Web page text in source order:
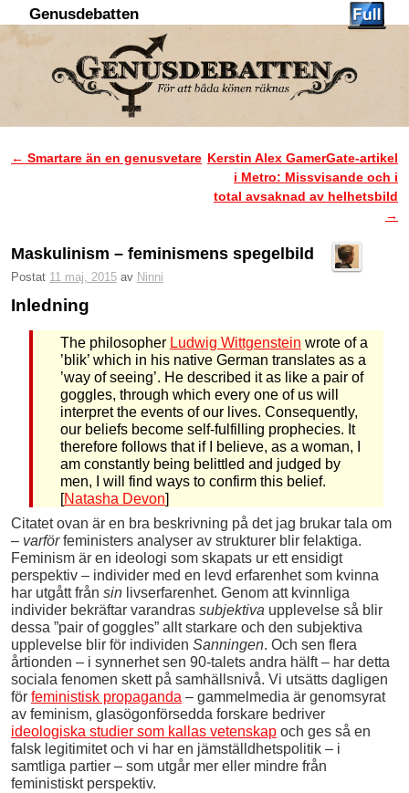
Genusdebatten
Inläggsnavigering
← Smartare än en genusvetare Kerstin Alex GamerGate-artikel
i Metro: Missvisande och i
total avsaknad av helhetsbild
→
Maskulinism – feminismens spegelbild
Postat 11 maj, 2015 av Ninni
Inledning
The philosopher Ludwig Wittgenstein wrote of a
’blik’ which in his native German translates as a
’way of seeing’. He described it as like a pair of
goggles, through which every one of us will
interpret the events of our lives. Consequently,
our beliefs become self-fulfilling prophecies. It
therefore follows that if I believe, as a woman, I
am constantly being belittled and judged by
men, I will find ways to confirm this belief.
[Natasha Devon]
Citatet ovan är en bra beskrivning på det jag brukar tala om
– varförfeministers analyser av strukturer blir felaktiga.
Feminism är en ideologi som skapats ur ett ensidigt
perspektiv – individer med en levd erfarenhet som kvinna
har utgått från sin livserfarenhet. Genom att kvinnliga
individer bekräftar varandras subjektiva upplevelse så blir
dessa ”pair of goggles” allt starkare och den subjektiva
upplevelse blir för individen Sanningen. Och sen flera
årtionden – i synnerhet sen 90-talets andra hälft – har detta
sociala fenomen skett på samhällsnivå. Vi utsätts dagligen
för feministisk propaganda – gammelmedia är genomsyrat
av feminism, glasögonförsedda forskare bedriver
ideologiska studier som kallas vetenskap och ges så en
falsk legitimitet och vi har en jämställdhetspolitik – i
samtliga partier – som utgår mer eller mindre från
feministiskt perspektiv.